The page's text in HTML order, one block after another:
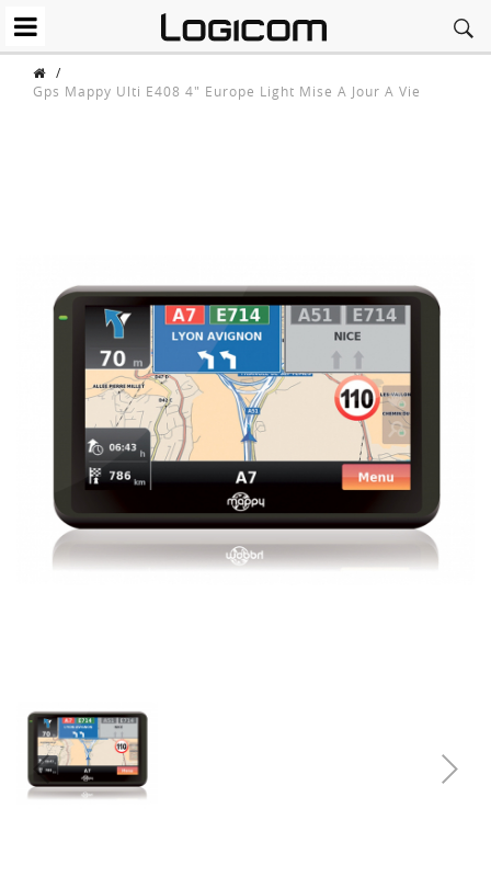
/
Gps Mappy Ulti E408 4" Europe Light Mise A Jour A Vie